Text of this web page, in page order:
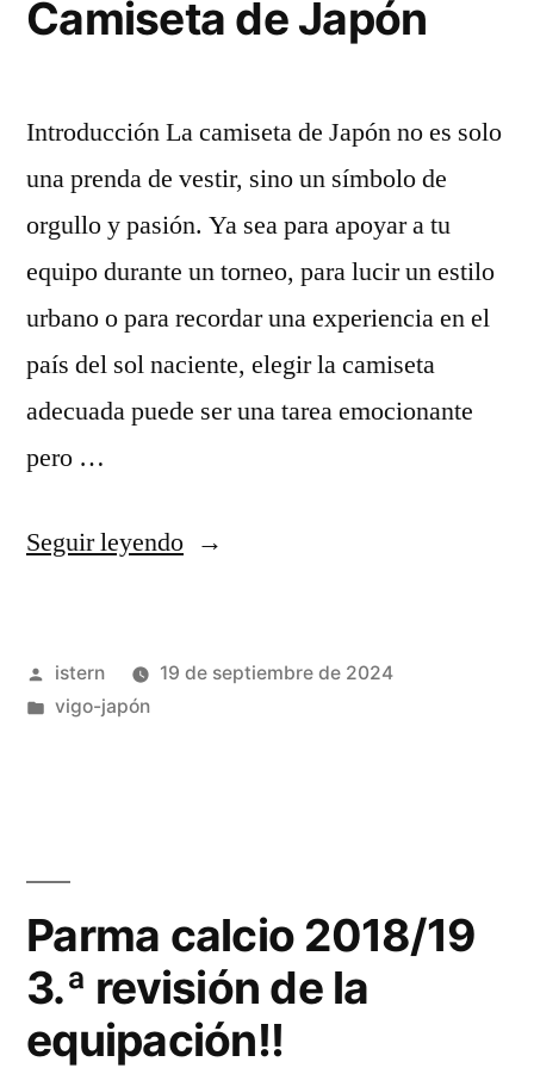
BMW!»
Camiseta de Japón
Introducción La camiseta de Japón no es solo
una prenda de vestir, sino un símbolo de
orgullo y pasión. Ya sea para apoyar a tu
equipo durante un torneo, para lucir un estilo
urbano o para recordar una experiencia en el
país del sol naciente, elegir la camiseta
adecuada puede ser una tarea emocionante
pero …
Seguir leyendo«Camiseta
Publicado
por
istern
19 de septiembre de 2024
Publicado
vigo-japón
Parma calcio 2018/19
3.ª revisión de la
equipación!!